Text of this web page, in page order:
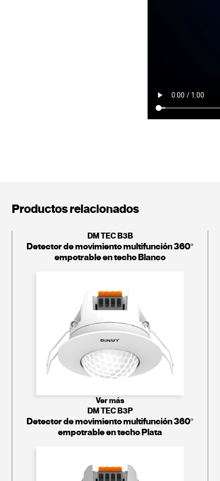
Productos relacionados
DM TEC B3B
Detector de movimiento multifunción 360º
empotrable en techo Blanco
Ver más
DM TEC B3P
Detector de movimiento multifunción 360º
empotrable en techo Plata